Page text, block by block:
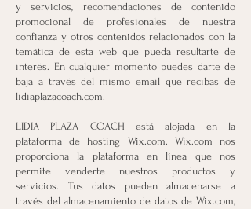
y servicios, recomendaciones de contenido
promocional de profesionales de nuestra
confianza y otros contenidos relacionados con la
temática de esta web que pueda resultarte de
interés. En cualquier momento puedes darte de
baja a través del mismo email que recibas de
lidiaplazacoach.com.
LIDIA PLAZA COACH está alojada en la
plataforma de hosting Wix.com. Wix.com nos
proporciona la plataforma en línea que nos
permite venderte nuestros productos y
servicios. Tus datos pueden almacenarse a
través del almacenamiento de datos de Wix.com,